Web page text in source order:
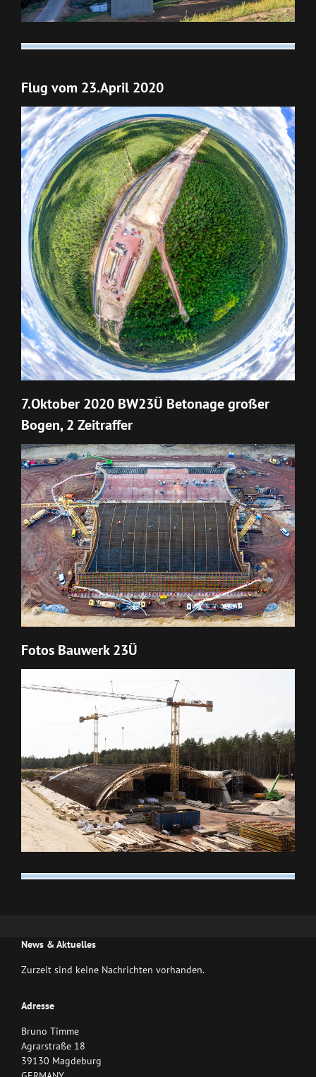
Flug vom 23.April 2020
7.Oktober 2020 BW23Ü Betonage großer
Bogen, 2 Zeitraffer
Fotos Bauwerk 23Ü
News & Aktuelles
Zurzeit sind keine Nachrichten vorhanden.
Adresse
Bruno Timme
Agrarstraße 18
39130 Magdeburg